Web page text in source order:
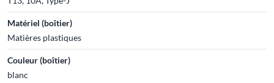
Matériel (boîtier)
Matières plastiques
Couleur (boîtier)
blanc